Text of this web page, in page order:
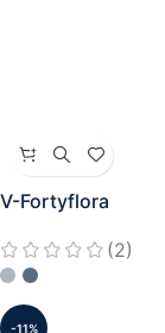
V-Fortyflora
(2)
-11%